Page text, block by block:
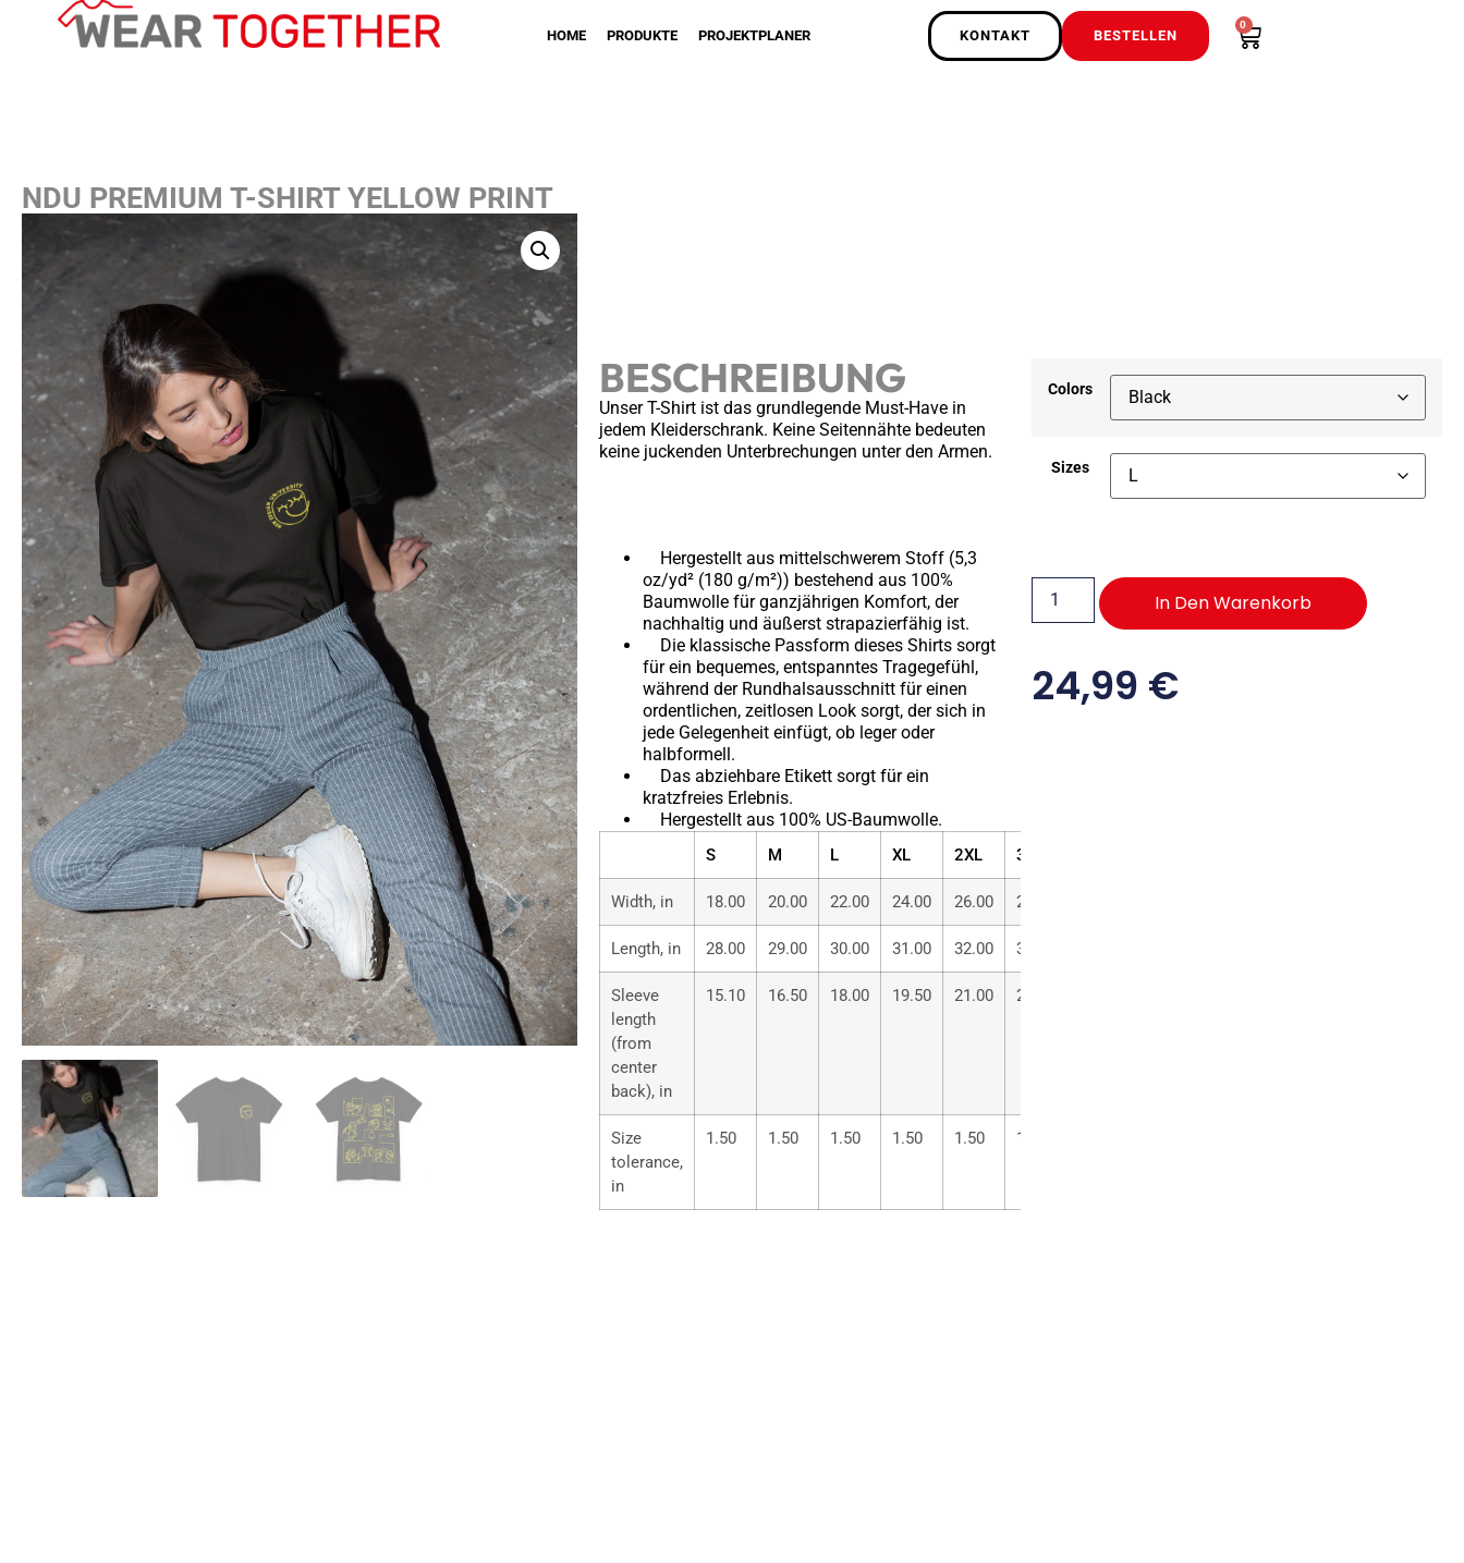
HOME PRODUKTE PROJEKTPLANER KONTAKT BESTELLEN
0
NDU PREMIUM T-SHIRT YELLOW PRINT
BESCHREIBUNG
Unser T-Shirt ist das grundlegende Must-Have in
jedem Kleiderschrank. Keine Seitennähte bedeuten
keine juckenden Unterbrechungen unter den Armen.
Hergestellt aus mittelschwerem Stoff (5,3
oz/yd² (180 g/m²)) bestehend aus 100%
Baumwolle für ganzjährigen Komfort, der
nachhaltig und äußerst strapazierfähig ist.
Die klassische Passform dieses Shirts sorgt
für ein bequemes, entspanntes Tragegefühl,
während der Rundhalsausschnitt für einen
ordentlichen, zeitlosen Look sorgt, der sich in
jede Gelegenheit einfügt, ob leger oder
halbformell.
Das abziehbare Etikett sorgt für ein
kratzfreies Erlebnis.
Hergestellt aus 100% US-Baumwolle.
S M L XL 2XL 3XL
Width, in 18.00 20.00 22.00 24.00 26.00 28.00
Length, in 28.00 29.00 30.00 31.00 32.00 33.00
Sleeve
length
(from
center
back), in
15.10 16.50 18.00 19.50 21.00 22.40
Size
tolerance,
in
1.50 1.50 1.50 1.50 1.50 1.50
Colors
Sizes
In Den Warenkorb
24,99 €